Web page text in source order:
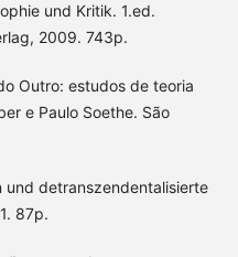
und Kritik. 1.ed.
2009. 743p.
Outro: estudos de teoria
e Paulo Soethe. São
und detranszendentalisierte
87p.